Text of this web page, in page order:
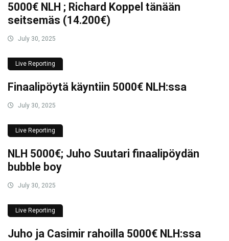
5000€ NLH ; Richard Koppel tänään
seitsemäs (14.200€)
July 30, 2025
Live Reporting
Finaalipöytä käyntiin 5000€ NLH:ssa
July 30, 2025
Live Reporting
NLH 5000€; Juho Suutari finaalipöydän
bubble boy
July 30, 2025
Live Reporting
Juho ja Casimir rahoilla 5000€ NLH:ssa